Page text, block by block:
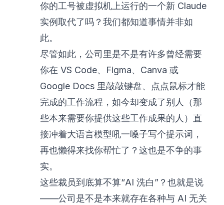
你的工号被虚拟机上运行的一个新 Claude
实例取代了吗？我们都知道事情并非如
此。
尽管如此，公司里是不是有许多曾经需要
你在 VS Code、Figma、Canva 或
Google Docs 里敲敲键盘、点点鼠标才能
完成的工作流程，如今却变成了别人（那
些本来需要你提供这些工作成果的人）直
接冲着大语言模型吼一嗓子写个提示词，
再也懒得来找你帮忙了？这也是不争的事
实。
这些裁员到底算不算“AI 洗白”？也就是说
——公司是不是本来就存在各种与 AI 无关